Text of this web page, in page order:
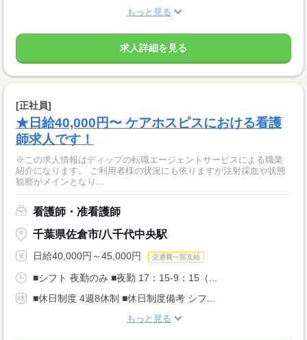
もっと見る
求人詳細を見る
[正社員]
★日給40,000円〜 ケアホスピスにおける看護
師求人です！
※この求人情報はディップの転職エージェントサービスによる職業
紹介になります。 ご利用者様の状況にも依りますが注射採血や状態
観察がメインとなり...
看護師・准看護師
千葉県佐倉市/八千代中央駅
日給40,000円～45,000円 交通費一部支給
■シフト 夜勤のみ ■夜勤 17：15-9：15（...
■休日制度 4週8休制 ■休日制度備考 シフ...
もっと見る